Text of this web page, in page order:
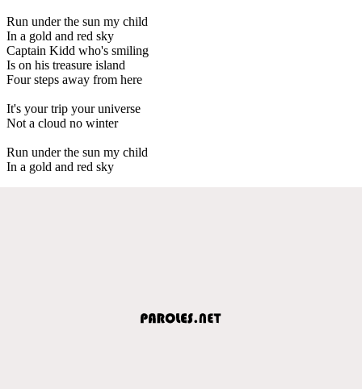
Run under the sun my child
In a gold and red sky
Captain Kidd who's smiling
Is on his treasure island
Four steps away from here
It's your trip your universe
Not a cloud no winter
Run under the sun my child
In a gold and red sky